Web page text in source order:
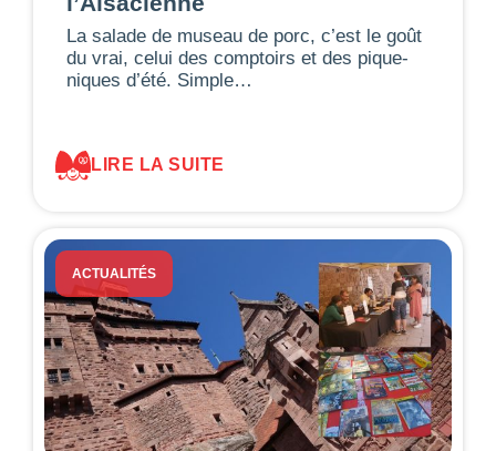
La salade de museau de porc, c’est le goût
du vrai, celui des comptoirs et des pique-
niques d’été. Simple…
LIRE LA SUITE
ACTUALITÉS